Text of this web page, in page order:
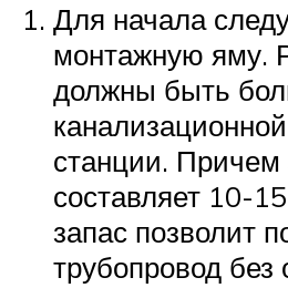
Для начала
монтажную яму.
должны быть
станции. Причем
составляет 10-
запас позволит
трубопровод без